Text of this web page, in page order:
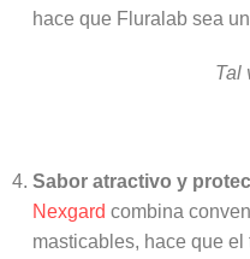
hace que Fluralab sea
Tal
Sabor atractivo y
Nexgard combina
masticables, hace que